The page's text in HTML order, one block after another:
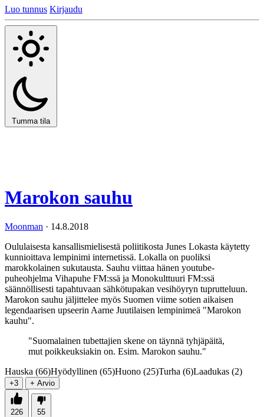
Luo tunnus Kirjaudu
Tumma tila
Marokon sauhu
Moonman · 14.8.2018
Oululaisesta kansallismielisestä poliitikosta Junes Lokasta käytetty
kunnioittava lempinimi internetissä. Lokalla on puoliksi
marokkolainen sukutausta. Sauhu viittaa hänen youtube-
puheohjelma Vihapuhe FM:ssä ja Monokulttuuri FM:ssä
säännöllisesti tapahtuvaan sähkötupakan vesihöyryn tuprutteluun.
Marokon sauhu jäljittelee myös Suomen viime sotien aikaisen
legendaarisen upseerin Aarne Juutilaisen lempinimeä "Marokon
kauhu".
"Suomalainen tubettajien skene on täynnä tyhjäpäitä,
mut poikkeuksiakin on. Esim. Marokon sauhu."
Hauska (66)Hyödyllinen (65)Huono (25)Turha (6)Laadukas (2)
+3 + Arvio
226 55